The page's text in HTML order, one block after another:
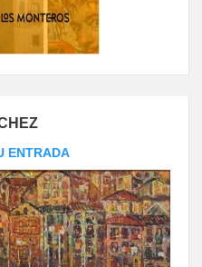
ENTRADA